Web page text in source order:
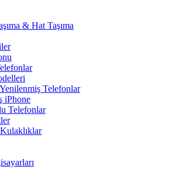
& Hat Taşıma
Telefonlar
iPhone
Telefonlar